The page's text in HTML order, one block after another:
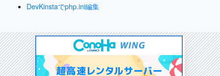
DevKinstaでphp.ini編集